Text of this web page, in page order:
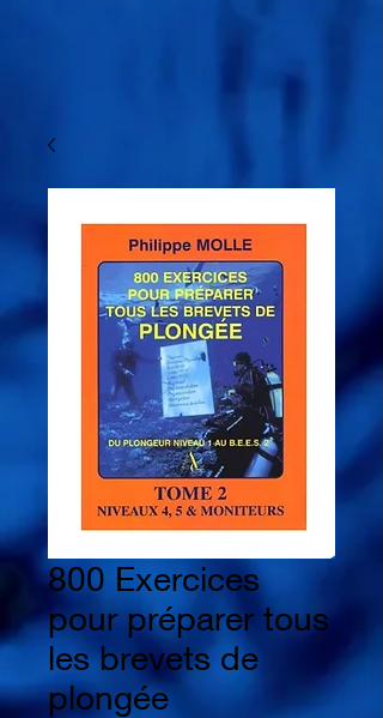
800 Exercices
pour préparer tous
les brevets de
plongée